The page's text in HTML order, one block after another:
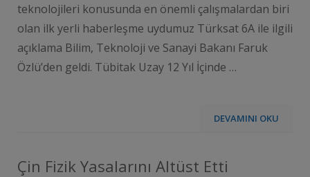
teknolojileri konusunda en önemli çalışmalardan biri
olan ilk yerli haberleşme uydumuz Türksat 6A ile ilgili
açıklama Bilim, Teknoloji ve Sanayi Bakanı Faruk
Özlü’den geldi. Tübitak Uzay 12 Yıl İçinde …
DEVAMINI OKU
Çin Fizik Yasalarını Altüst Etti